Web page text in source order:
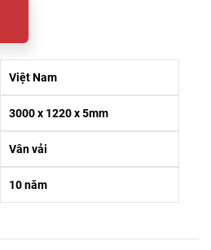
Việt Nam
3000 x 1220 x 5mm
Vân vải
10 năm